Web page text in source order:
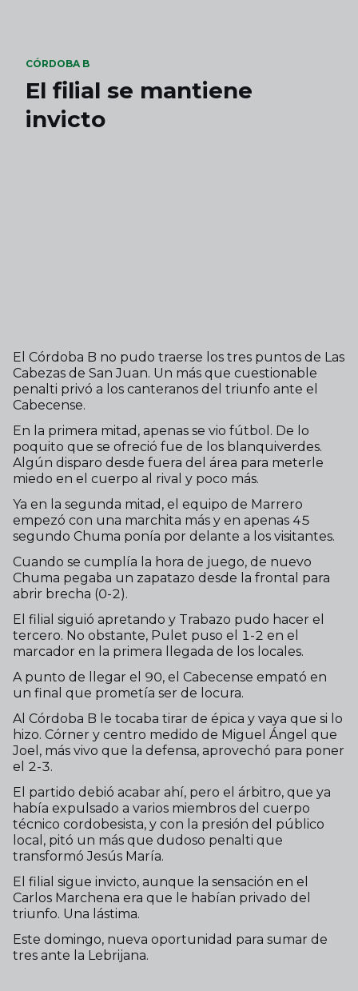
CÓRDOBA B
El filial se mantiene
invicto
El Córdoba B no pudo traerse los tres puntos de Las
Cabezas de San Juan. Un más que cuestionable
penalti privó a los canteranos del triunfo ante el
Cabecense.
En la primera mitad, apenas se vio fútbol. De lo
poquito que se ofreció fue de los blanquiverdes.
Algún disparo desde fuera del área para meterle
miedo en el cuerpo al rival y poco más.
Ya en la segunda mitad, el equipo de Marrero
empezó con una marchita más y en apenas 45
segundo Chuma ponía por delante a los visitantes.
Cuando se cumplía la hora de juego, de nuevo
Chuma pegaba un zapatazo desde la frontal para
abrir brecha (0-2).
El filial siguió apretando y Trabazo pudo hacer el
tercero. No obstante, Pulet puso el 1-2 en el
marcador en la primera llegada de los locales.
A punto de llegar el 90, el Cabecense empató en
un final que prometía ser de locura.
Al Córdoba B le tocaba tirar de épica y vaya que si lo
hizo. Córner y centro medido de Miguel Ángel que
Joel, más vivo que la defensa, aprovechó para poner
el 2-3.
El partido debió acabar ahí, pero el árbitro, que ya
había expulsado a varios miembros del cuerpo
técnico cordobesista, y con la presión del público
local, pitó un más que dudoso penalti que
transformó Jesús María.
El filial sigue invicto, aunque la sensación en el
Carlos Marchena era que le habían privado del
triunfo. Una lástima.
Este domingo, nueva oportunidad para sumar de
tres ante la Lebrijana.